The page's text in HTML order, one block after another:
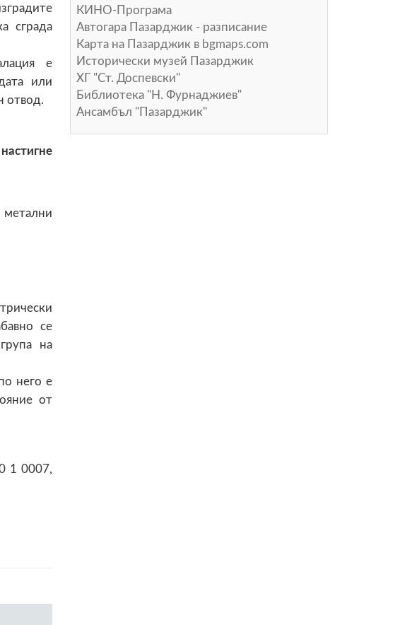
сграда
е
или
отвод.
метални
се
на
него е
от
1 0007,
КИНО-Програма
Автогара Пазарджик - разписание
Карта на Пазарджик в bgmaps.com
Исторически музей Пазарджик
ХГ "Ст. Доспевски"
Библиотека "Н. Фурнаджиев"
Ансамбъл "Пазарджик"